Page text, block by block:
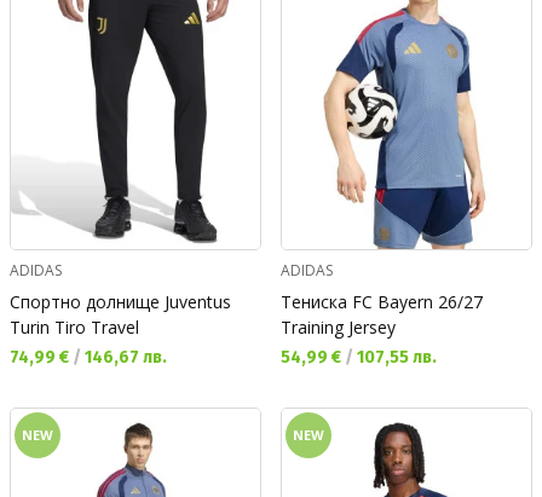
ADIDAS
Спортно долнище Juventus
Turin Tiro Travel
Текуща цена:
74,99 € / 146,67 лв.
ADIDAS
Тениска FC Bayern 26/27
Training Jersey
Текуща цена:
54,99 € / 107,55 лв.
NEW NEW